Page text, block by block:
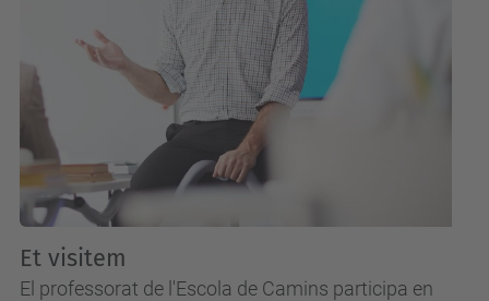
Et visitem
El professorat de l'Escola de Camins participa en